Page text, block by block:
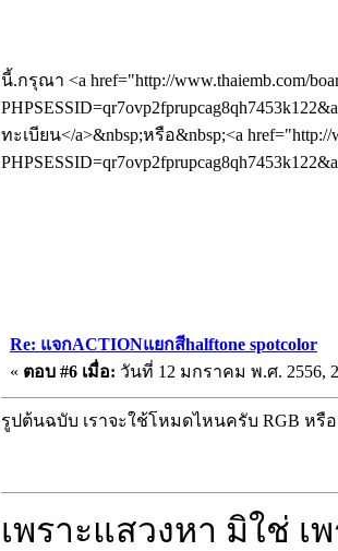
นี้.กรุณา <a href="http://www.thaiemb.com/
ทะเบียน</a>&nbsp;หรือ&nbsp;<a href="http://
Re: แจกACTIONแยกสีhalftone spotcolor
« ตอบ #6 เมื่อ: วันที่ 12 มกราคม พ.ศ. 2556,
รูปต้นฉบับ เราจะใช้โหมดไหนครับ RGB หรื
เพราะแสวงหา มิใช่ เ